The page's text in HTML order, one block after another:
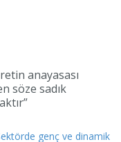
anayasası
söze sadık